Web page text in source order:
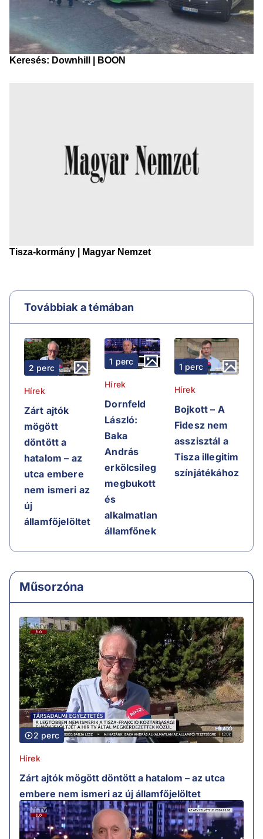
Továbbiak a témában
2 perc
Hírek
Zárt ajtók
mögött
döntött a
hatalom – az
utca embere
nem ismeri az
új
államfőjelöltet
1 perc
Hírek
Dornfeld
László:
Baka
András
erkölcsileg
megbukott
és
alkalmatlan
államfőnek
1 perc
Hírek
Bojkott – A
Fidesz nem
asszisztál a
Tisza illegitim
színjátékához
Műsorzóna
2 perc
Hírek
Zárt ajtók mögött döntött a hatalom – az utca
embere nem ismeri az új államfőjelöltet